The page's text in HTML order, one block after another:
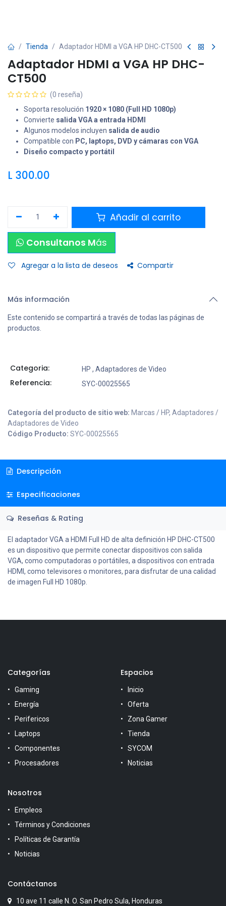
Tienda Adaptador HDMI a VGA HP DHC-CT500
Adaptador HDMI a VGA HP DHC-
CT500
(0 reseña)
Soporta resolución 1920 × 1080 (Full HD 1080p)
Convierte salida VGA a entrada HDMI
Algunos modelos incluyen salida de audio
Compatible con PC, laptops, DVD y cámaras con VGA
Diseño compacto y portátil
L 300.00
Añadir al carrito
Consultanos Más
Agregar a la lista de deseos Compartir
Más información
Este contenido se compartirá a través de todas las páginas de
productos.
Categoria: HP , Adaptadores de Video
Referencia: SYC-00025565
Categoría del producto de sitio web: Marcas / HP, Adaptadores /
Adaptadores de Video
Código Producto: SYC-00025565
Descripción
Especificaciones
Reseñas & Rating
El adaptador VGA a HDMI Full HD de alta definición HP DHC-CT500
es un dispositivo que permite conectar dispositivos con salida
VGA, como computadoras o portátiles, a dispositivos con entrada
HDMI, como televisores o monitores, para disfrutar de una calidad
de imagen Full HD 1080p.
Categorías
Gaming
Energía
Perifericos
Laptops
Componentes
Procesadores
Espacios
Inicio
Oferta
Zona Gamer
Tienda
SYCOM
Noticias
Nosotros
Empleos
Términos y Condiciones
Políticas de Garantía
Noticias
Contáctanos
10 ave 11 calle N. O. San Pedro Sula, Honduras